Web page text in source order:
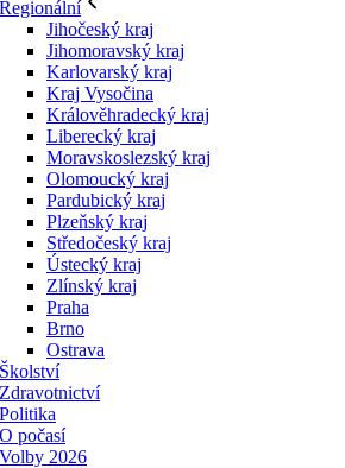
Regionální
Jihočeský kraj
Jihomoravský kraj
Karlovarský kraj
Kraj Vysočina
Králověhradecký kraj
Liberecký kraj
Moravskoslezský kraj
Olomoucký kraj
Pardubický kraj
Plzeňský kraj
Středočeský kraj
Ústecký kraj
Zlínský kraj
Praha
Brno
Ostrava
Školství
Zdravotnictví
Politika
O počasí
Volby 2026